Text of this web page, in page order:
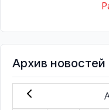
Архив новостей